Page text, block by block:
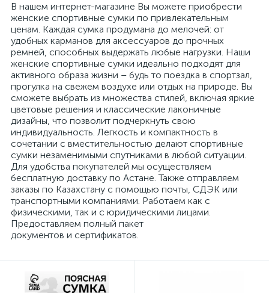
В нашем интернет-магазине Вы можете приобрести
женские спортивные сумки по привлекательным
ценам. Каждая сумка продумана до мелочей: от
удобных карманов для аксессуаров до прочных
ремней, способных выдержать любые нагрузки. Наши
женские спортивные сумки идеально подходят для
активного образа жизни – будь то поездка в спортзал,
прогулка на свежем воздухе или отдых на природе. Вы
сможете выбрать из множества стилей, включая яркие
цветовые решения и классические лаконичные
дизайны, что позволит подчеркнуть свою
индивидуальность. Легкость и компактность в
сочетании с вместительностью делают спортивные
сумки незаменимыми спутниками в любой ситуации.
Для удобства покупателей мы осуществляем
бесплатную доставку по Астане. Также отправляем
заказы по Казахстану с помощью почты, СДЭК или
транспортными компаниями. Работаем как с
физическими, так и с юридическими лицами.
Предоставляем полный пакет
документов и сертификатов.